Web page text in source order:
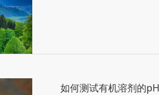
如何测试有机溶剂的